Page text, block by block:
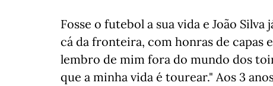
Fosse o futebol a sua vida e João
cá da fronteira, com honras de capas
lembro de mim fora do mundo dos
que a minha vida é tourear." Aos 3